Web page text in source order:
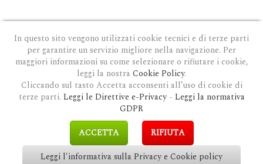
PRIVACY E COOKIE POLICY | COOKIE POLICY|CONDIZIONI GENERALI D'USO|GDPR
| GDPR RICHIESTA CANCELLAZIONE
COPYRIGHT © 2018 CLAUDIOSGARBI.COM - TUTTI I DIRITTI RISERVATI.
SITE BYGUALDI PROMOTION&LP-STUDIO
In questo sito vengono utilizzati cookie tecnici e di terze parti
per garantire un servizio migliore nella navigazione. Per
maggiori informazioni su come selezionare o rifiutare i cookie,
leggi la nostra Cookie Policy.
Cliccando sul tasto Accetta acconsenti all’uso di cookie di
terze parti. Leggi le Direttive e-Privacy- Leggi la normativa
GDPR
ACCETTA
RIFIUTA
Leggi l'informativa sulla Privacy e Cookie policy